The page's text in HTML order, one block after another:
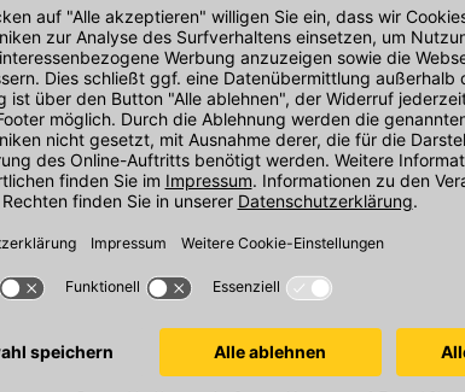
Knauf Cleaneo Akustik SK
8/18 R
Gipsplatte, Kante 4SK, Vlies
schwarz
In 2 Varianten
Vogl
CD